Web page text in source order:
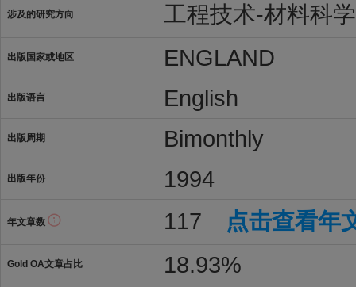
涉及的研究方向 工程技术-材料科
出版国家或地区 ENGLAND
出版语言 English
出版周期 Bimonthly
出版年份 1994
年文章数 117 点击查看年
Gold OA文章占比 18.93%